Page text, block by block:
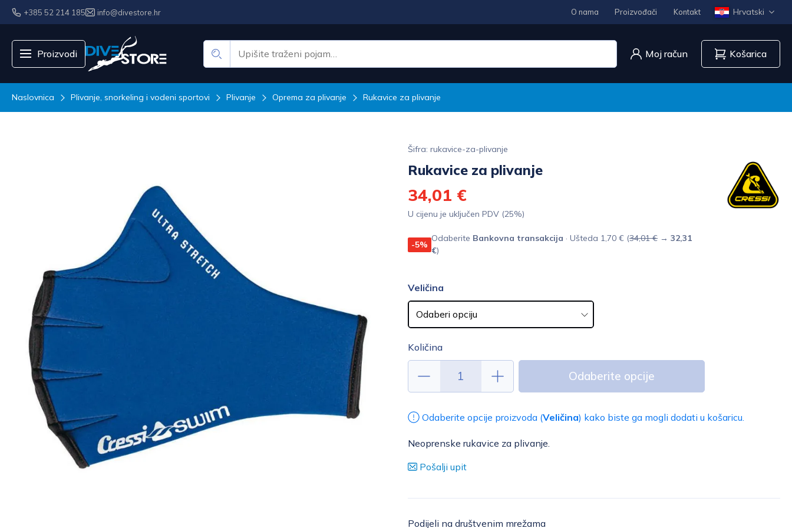
+385 52 214 185 info@divestore.hr O nama Proizvođači Kontakt Hrvatski
Proizvodi Moj račun Košarica
Naslovnica Plivanje, snorkeling i vodeni sportovi Plivanje Oprema za plivanje Rukavice za plivanje
Šifra: rukavice-za-plivanje
Rukavice za plivanje
34,01 €
U cijenu je uključen PDV (25%)
-5%
Odaberite Bankovna transakcija · Ušteda 1,70 € (34,01 € → 32,31
€)
Veličina
Količina
Odaberite opcije
Odaberite opcije proizvoda (Veličina) kako biste ga mogli dodati u košaricu.
Neoprenske rukavice za plivanje.
Pošalji upit
Podijeli na društvenim mrežama